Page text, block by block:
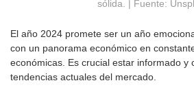
sólida. | Fuente:
El año 2024 promete ser un año
con un panorama económico en
económicas. Es crucial estar informado y
tendencias actuales del mercado.